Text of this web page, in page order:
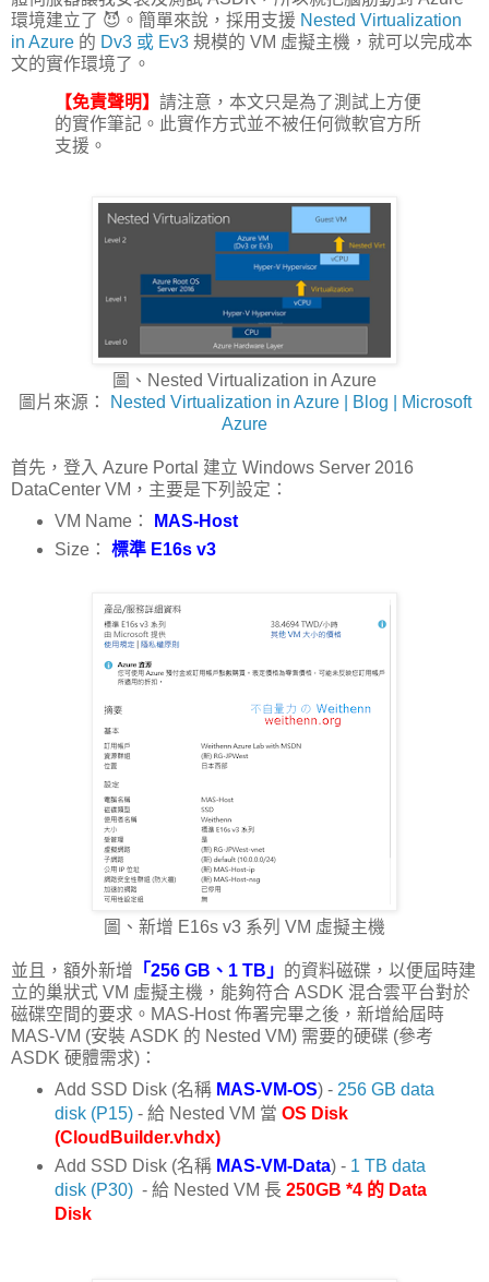
環境建立了 😈。簡單來說，採用支援 Nested Virtualization
in Azure 的 Dv3 或 Ev3 規模的 VM 虛擬主機，就可以完成本
文的實作環境了。
【免責聲明】 請注意，本文只是為了測試上方便
的實作筆記。此實作方式並不被任何微軟官方所
支援。
圖、Nested Virtualization in Azure
圖片來源：
Nested Virtualization in Azure | Blog | Microsoft
Azure
首先，登入 Azure Portal 建立 Windows Server 2016
DataCenter VM，主要是下列設定：
VM Name：
MAS-Host
Size： 標準 E16s v3
圖、新增 E16s v3 系列 VM 虛擬主機
並且，額外新增 「256 GB、1 TB」 的資料磁碟，以便屆時建
立的巢狀式 VM 虛擬主機，能夠符合 ASDK 混合雲平台對於
磁碟空間的要求。MAS-Host 佈署完畢之後，新增給屆時
MAS-VM (安裝 ASDK 的 Nested VM) 需要的硬碟 (參考
ASDK 硬體需求)：
Add SSD Disk (名稱 MAS-VM-OS) - 256 GB data
disk (P15)- 給 Nested VM 當 OS Disk
(CloudBuilder.vhdx)
Add SSD Disk (名稱 MAS-VM-Data) - 1 TB data
disk (P30)- 給 Nested VM 長 250GB *4 的 Data
Disk